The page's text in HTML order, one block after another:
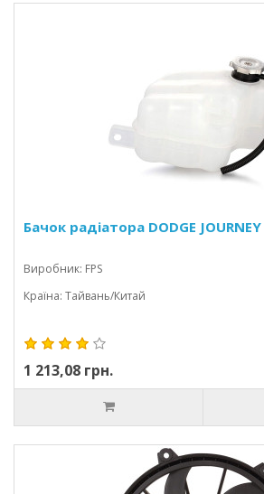
Бачок радіатора DODGE
Виробник: FPS
Країна: Тайвань/Китай
1 213,08 грн.